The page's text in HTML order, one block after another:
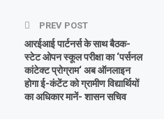
PREV POST
आरईआई पार्टनर्स के साथ बैठक-
स्टेट ओपन स्कूल परीक्षा का ‘पर्सनल
कांटेक्ट प्रोग्राम‘ अब ऑनलाइन
होगा ई-कंटेंट को ग्रामीण विद्यार्थियों
का अधिकार मानें- शासन सचिव